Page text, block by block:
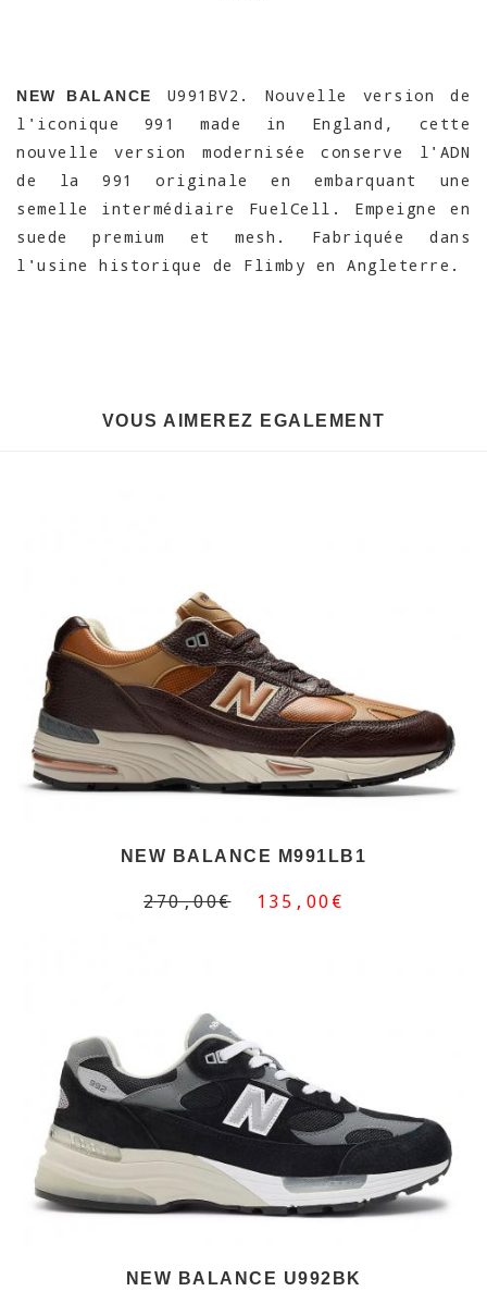
NEW BALANCE
U991BV2. Nouvelle version de
l'iconique 991 made in England, cette
nouvelle version modernisée conserve l'ADN
de la 991 originale en embarquant une
semelle intermédiaire FuelCell. Empeigne en
suede premium et mesh. Fabriquée dans
l'usine historique de Flimby en Angleterre.
VOUS AIMEREZ EGALEMENT
NEW BALANCE M991LB1
270,00€ 135,00€
NEW BALANCE U992BK